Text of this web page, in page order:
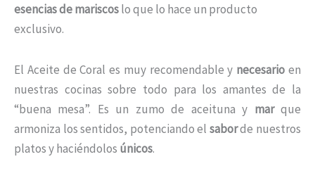
esencias de mariscoslo que lo hace un producto
exclusivo.
El Aceite de Coral es muy recomendable y necesario en
nuestras cocinas sobre todo para los amantes de la
“buena mesa”. Es un zumo de aceituna y marque
armoniza los sentidos, potenciando el saborde nuestros
platos y haciéndolos únicos.